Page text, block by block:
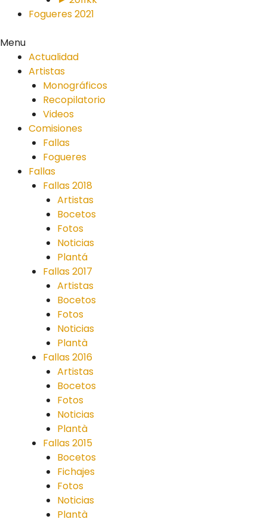
Fogueres 2021
Menu
Actualidad
Artistas
Monográficos
Recopilatorio
Videos
Comisiones
Fallas
Fogueres
Fallas
Fallas 2018
Artistas
Bocetos
Fotos
Noticias
Plantá
Fallas 2017
Artistas
Bocetos
Fotos
Noticias
Plantà
Fallas 2016
Artistas
Bocetos
Fotos
Noticias
Plantà
Fallas 2015
Bocetos
Fichajes
Fotos
Noticias
Plantà